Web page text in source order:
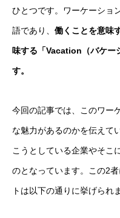
ひとつです。ワーケーショ
語であり、 働くことを意味
味する「Vacation（バケー
す。
今回の記事では、このワー
な魅力があるのかを伝えて
こうとしている企業やそこ
のとなっています。この2
トは以下の通りに挙げられ